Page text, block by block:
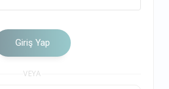
Giriş Yap
VEYA